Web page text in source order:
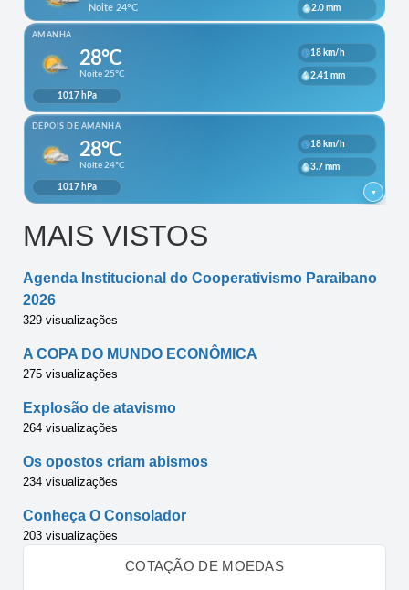
MAIS VISTOS
Agenda Institucional do Cooperativismo Paraibano
2026
329 visualizações
A COPA DO MUNDO ECONÔMICA
275 visualizações
Explosão de atavismo
264 visualizações
Os opostos criam abismos
234 visualizações
Conheça O Consolador
203 visualizações
COTAÇÃO DE MOEDAS